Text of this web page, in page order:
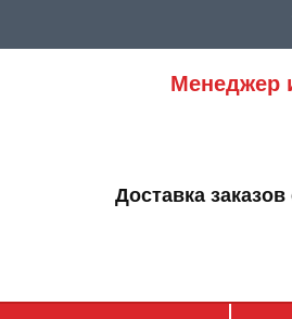
Менеджер
Доставка